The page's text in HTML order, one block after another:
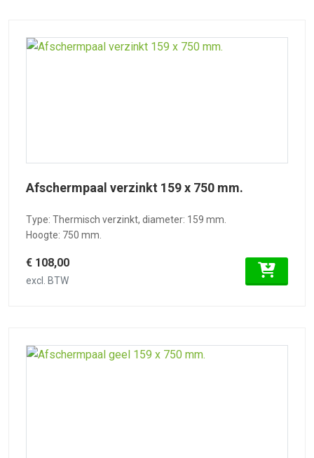
Afschermpaal verzinkt 159 x 750 mm.
Type: Thermisch verzinkt, diameter: 159 mm.
Hoogte: 750 mm.
€ 108,00
excl. BTW